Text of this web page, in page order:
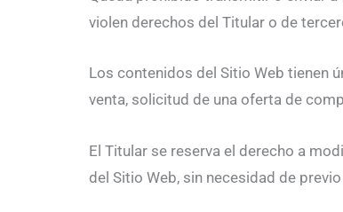
violen derechos del Titular o de
Los contenidos del Sitio Web tienen
venta, solicitud de una oferta de
El Titular se reserva el derecho a
del Sitio Web, sin necesidad de